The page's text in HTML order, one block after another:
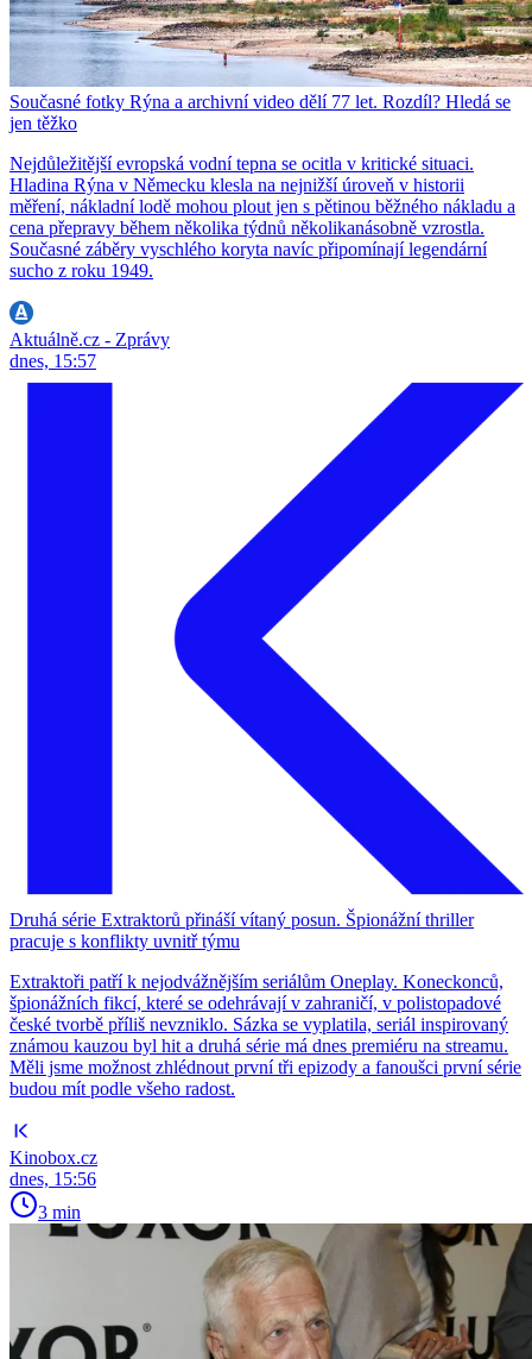
Současné fotky Rýna a archivní video dělí 77 let. Rozdíl? Hledá se
jen těžko
Nejdůležitější evropská vodní tepna se ocitla v kritické situaci.
Hladina Rýna v Německu klesla na nejnižší úroveň v historii
měření, nákladní lodě mohou plout jen s pětinou běžného nákladu a
cena přepravy během několika týdnů několikanásobně vzrostla.
Současné záběry vyschlého koryta navíc připomínají legendární
sucho z roku 1949.
Aktuálně.cz - Zprávy
dnes, 15:57
Druhá série Extraktorů přináší vítaný posun. Špionážní thriller
pracuje s konflikty uvnitř týmu
Extraktoři patří k nejodvážnějším seriálům Oneplay. Koneckonců,
špionážních fikcí, které se odehrávají v zahraničí, v polistopadové
české tvorbě příliš nevzniklo. Sázka se vyplatila, seriál inspirovaný
známou kauzou byl hit a druhá série má dnes premiéru na streamu.
Měli jsme možnost zhlédnout první tři epizody a fanoušci první série
budou mít podle všeho radost.
Kinobox.cz
dnes, 15:56
3 min